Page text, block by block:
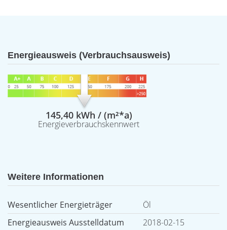
Energieausweis (Verbrauchsausweis)
145,40 kWh / (m²*a)
Energieverbrauchskennwert
Weitere Informationen
Wesentlicher Energieträger
Öl
Energieausweis Ausstelldatum
2018-02-15